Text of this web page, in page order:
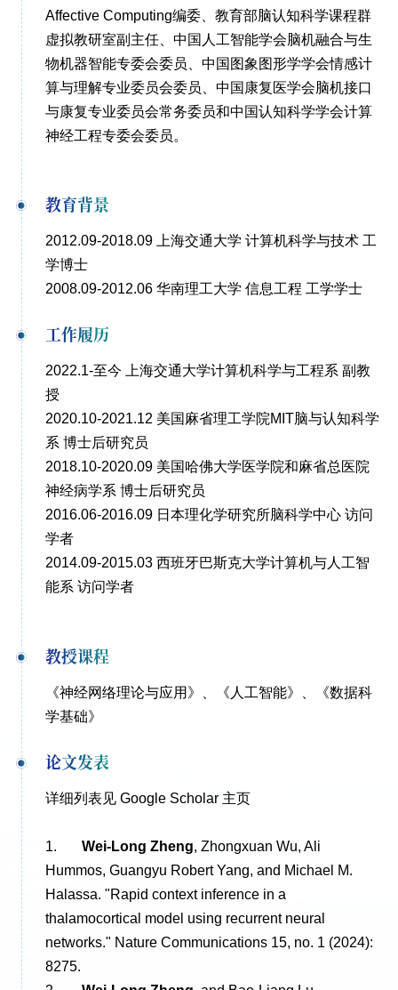
Affective Computing编委、教育部脑认知科学课程群
虚拟教研室副主任、中国人工智能学会脑机融合与生
物机器智能专委会委员、中国图象图形学学会情感计
算与理解专业委员会委员、中国康复医学会脑机接口
与康复专业委员会常务委员和中国认知科学学会计算
神经工程专委会委员。
教育背景
2012.09-2018.09 上海交通大学 计算机科学与技术 工
学博士
2008.09-2012.06 华南理工大学 信息工程 工学学士
工作履历
2022.1-至今 上海交通大学计算机科学与工程系 副教
授
2020.10-2021.12 美国麻省理工学院MIT脑与认知科学
系 博士后研究员
2018.10-2020.09 美国哈佛大学医学院和麻省总医院
神经病学系 博士后研究员
2016.06-2016.09 日本理化学研究所脑科学中心 访问
学者
2014.09-2015.03 西班牙巴斯克大学计算机与人工智
能系 访问学者
教授课程
《神经网络理论与应用》、《人工智能》、《数据科
学基础》
论文发表
详细列表见 Google Scholar 主页
1. Wei-Long Zheng, Zhongxuan Wu, Ali
Hummos, Guangyu Robert Yang, and Michael M.
Halassa. "Rapid context inference in a
thalamocortical model using recurrent neural
networks." Nature Communications 15, no. 1 (2024):
8275.